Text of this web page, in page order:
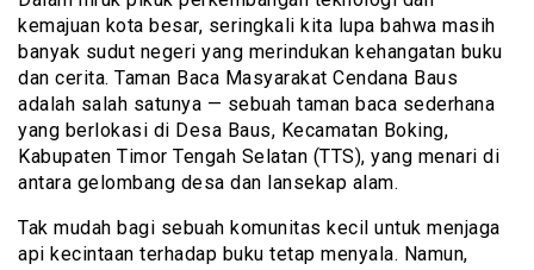
kemajuan kota besar, seringkali kita lupa bahwa masih
banyak sudut negeri yang merindukan kehangatan buku
dan cerita. Taman Baca Masyarakat Cendana Baus
adalah salah satunya — sebuah taman baca sederhana
yang berlokasi di Desa Baus, Kecamatan Boking,
Kabupaten Timor Tengah Selatan (TTS), yang menari di
antara gelombang desa dan lansekap alam.
Tak mudah bagi sebuah komunitas kecil untuk menjaga
api kecintaan terhadap buku tetap menyala. Namun,